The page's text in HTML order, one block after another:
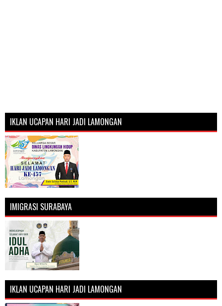
IKLAN UCAPAN HARI JADI LAMONGAN
IMIGRASI SURABAYA
IKLAN UCAPAN HARI JADI LAMONGAN